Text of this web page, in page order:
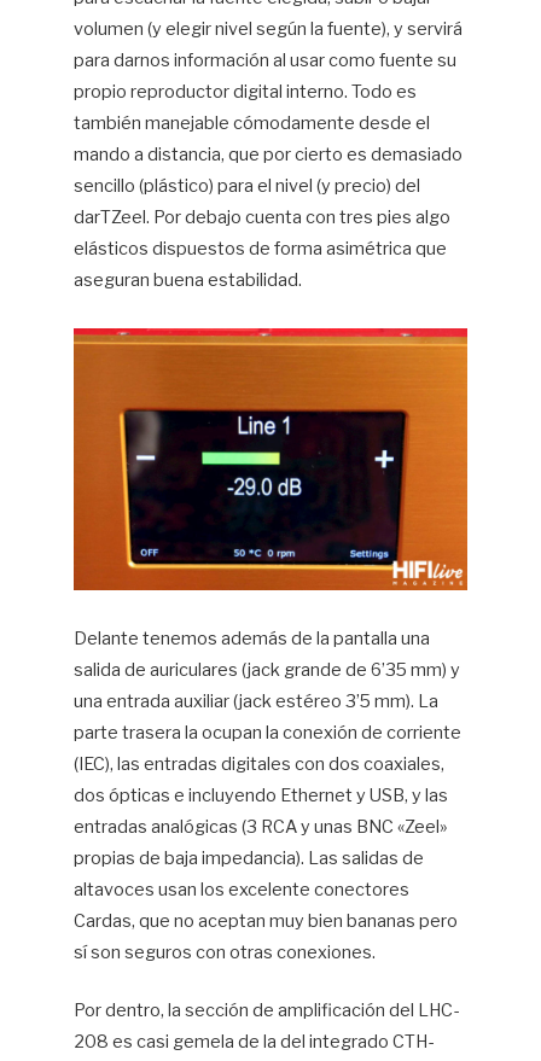
volumen (y elegir nivel según la fuente), y servirá
para darnos información al usar como fuente su
propio reproductor digital interno. Todo es
también manejable cómodamente desde el
mando a distancia, que por cierto es demasiado
sencillo (plástico) para el nivel (y precio) del
darTZeel. Por debajo cuenta con tres pies algo
elásticos dispuestos de forma asimétrica que
aseguran buena estabilidad.
Delante tenemos además de la pantalla una
salida de auriculares (jack grande de 6’35 mm) y
una entrada auxiliar (jack estéreo 3’5 mm). La
parte trasera la ocupan la conexión de corriente
(IEC), las entradas digitales con dos coaxiales,
dos ópticas e incluyendo Ethernet y USB, y las
entradas analógicas (3 RCA y unas BNC «Zeel»
propias de baja impedancia). Las salidas de
altavoces usan los excelente conectores
Cardas, que no aceptan muy bien bananas pero
sí son seguros con otras conexiones.
Por dentro, la sección de amplificación del LHC-
208 es casi gemela de la del integrado CTH-